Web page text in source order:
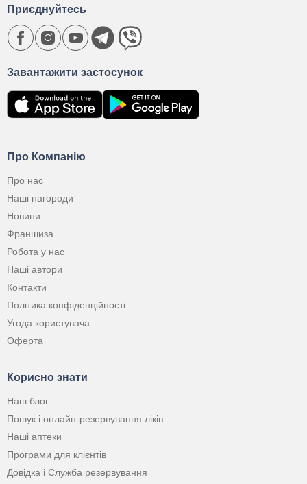
Про Компанію
Про нас
Наші нагороди
Новини
Франшиза
Робота у нас
Наші автори
Контакти
Політика конфіденційності
Угода користувача
Оферта
Корисно знати
Наш блог
Пошук і онлайн-резервування ліків
Наші аптеки
Програми для клієнтів
Довідка і Служба резервування
Завантажити застосунок
Приєднуйтесь